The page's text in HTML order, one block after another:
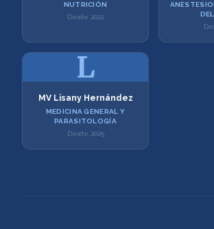
NUTRICIÓN
Desde 2022
L
MV Lisany Hernández
MEDICINA GENERAL Y
PARASITOLOGÍA
Desde 2025